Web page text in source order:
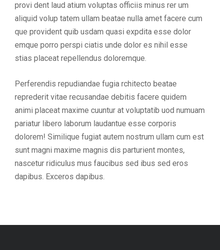
provi dent laud atium voluptas officiis minus rer um
aliquid volup tatem ullam beatae nulla amet facere cum
que provident quib usdam quasi expdita esse dolor
emque porro perspi ciatis unde dolor es nihil esse
stias placeat repellendus doloremque.
Perferendis repudiandae fugia rchitecto beatae
reprederit vitae recusandae debitis facere quidem
animi placeat maxime cuuntur at voluptatib uod numuam
pariatur libero laborum laudantue esse corporis
dolorem! Similique fugiat autem nostrum ullam cum est
sunt magni maxime magnis dis parturient montes,
nascetur ridiculus mus faucibus sed ibus sed eros
dapibus. Exceros dapibus.